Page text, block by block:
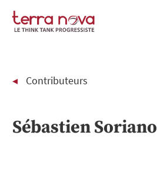
Contributeurs
Sébastien Soriano